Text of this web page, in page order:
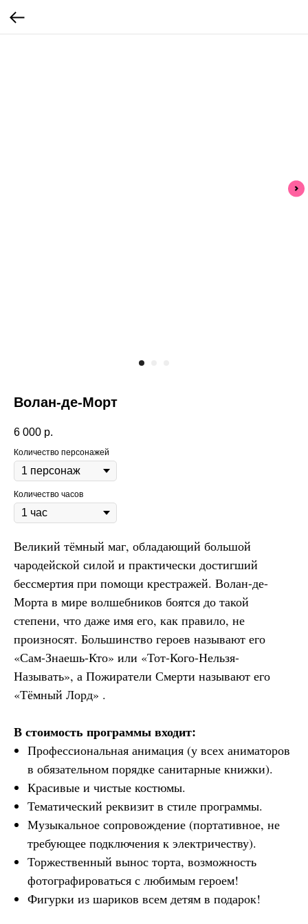
Волан-де-Морт
6 000 р.
Количество персонажей
Количество часов
Великий тёмный маг, обладающий большой
чародейской силой и практически достигший
бессмертия при помощи крестражей. Волан-де-
Морта в мире волшебников боятся до такой
степени, что даже имя его, как правило, не
произносят. Большинство героев называют его
«Сам-Знаешь-Кто» или «Тот-Кого-Нельзя-
Называть», а Пожиратели Смерти называют его
«Тёмный Лорд» .
В стоимость программы входит:
Профессиональная анимация (у всех аниматоров
в обязательном порядке санитарные книжки).
Красивые и чистые костюмы.
Тематический реквизит в стиле программы.
Музыкальное сопровождение (портативное, не
требующее подключения к электричеству).
Торжественный вынос торта, возможность
фотографироваться с любимым героем!
Фигурки из шариков всем детям в подарок!